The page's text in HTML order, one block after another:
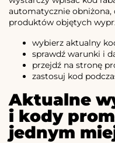
automatycznie obniżona,
produktów objętych
wybierz aktualny
sprawdź warunki i
przejdź na stronę
zastosuj kod
Aktualne
i kody
jednym